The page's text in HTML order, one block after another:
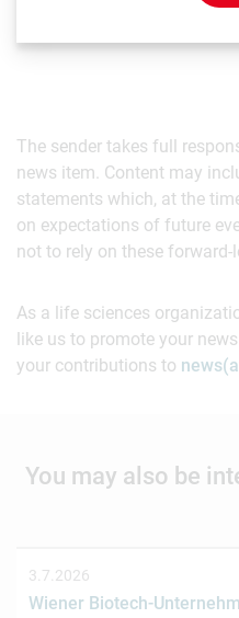
The sender takes full
news item. Content may
statements which, at the
on expectations of future
not to rely on these
As a life sciences
like us to promote your
your contributions to
You may also be
3.7.2026
Wiener Biotech-